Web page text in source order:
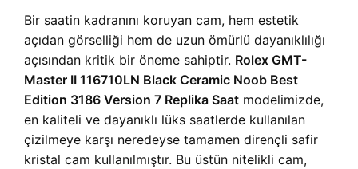
Bir saatin kadranını koruyan cam, hem estetik
açıdan görselliği hem de uzun ömürlü dayanıklılığı
açısından kritik bir öneme sahiptir. Rolex GMT-
Master II 116710LN Black Ceramic Noob Best
Edition 3186 Version 7 Replika Saat modelimizde,
en kaliteli ve dayanıklı lüks saatlerde kullanılan
çizilmeye karşı neredeyse tamamen dirençli safir
kristal cam kullanılmıştır. Bu üstün nitelikli cam,